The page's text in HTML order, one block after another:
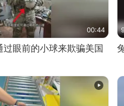
00:44
眼前的小球来欺骗美国